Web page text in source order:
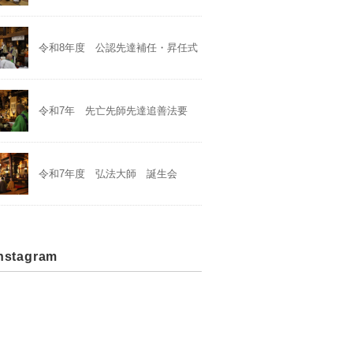
令和8年度 公認先達補任・昇任式
令和7年 先亡先師先達追善法要
令和7年度 弘法大師 誕生会